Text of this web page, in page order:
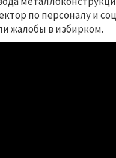
по персоналу и
жалобы в избирком.